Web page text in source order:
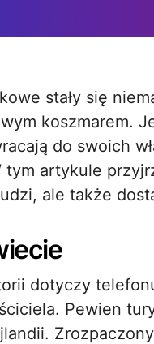
koszmarem.
do swoich
artykule
ale także
dotyczy
Pewien